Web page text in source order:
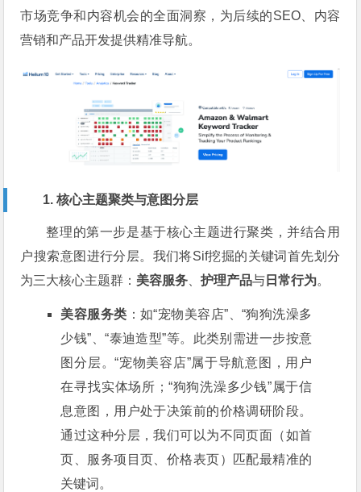
市场竞争和内容机会的全面洞察，为后续的SEO、内容
营销和产品开发提供精准导航。
1. 核心主题聚类与意图分层
整理的第一步是基于核心主题进行聚类，并结合用
户搜索意图进行分层。我们将Sif挖掘的关键词首先划分
为三大核心主题群： 美容服务 、护理产品与 日常行为。
美容服务类 ：如“宠物美容店”、“狗狗洗澡多
少钱”、“泰迪造型”等。此类别需进一步按意
图分层。“宠物美容店”属于导航意图，用户
在寻找实体场所；“狗狗洗澡多少钱”属于信
息意图，用户处于决策前的价格调研阶段。
通过这种分层，我们可以为不同页面（如首
页、服务项目页、价格表页）匹配最精准的
关键词。